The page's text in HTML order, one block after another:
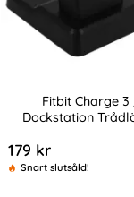
Fitbit Charge
Dockstation
179 kr
Snart slutsåld!
Charge 3 / 4